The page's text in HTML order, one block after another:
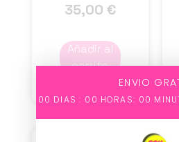
35,00 €
Añadir al
carrito
ENVIO
00 DIAS : 00 HORAS: 00